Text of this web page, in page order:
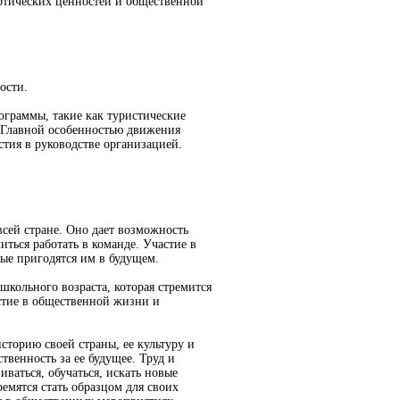
такие как туристические
особенностью движения
в руководстве организацией.
стране. Оно дает возможность
работать в команде. Участие в
пригодятся им в будущем.
возраста, которая стремится
в общественной жизни и
своей страны, ее культуру и
за ее будущее. Труд и
обучаться, искать новые
стать образцом для своих